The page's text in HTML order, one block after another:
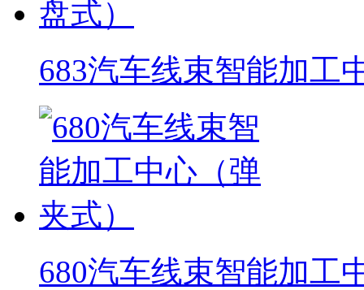
683汽车线束智能加工
680汽车线束智能加工